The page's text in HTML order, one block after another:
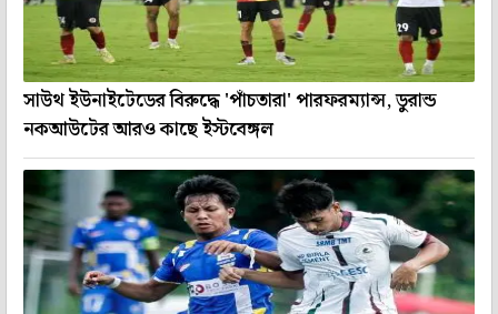
সাউথ ইউনাইটেডের বিরুদ্ধে 'পাঁচতারা' পারফরম্যান্স, ডুরান্ড
নকআউটের আরও কাছে ইস্টবেঙ্গল